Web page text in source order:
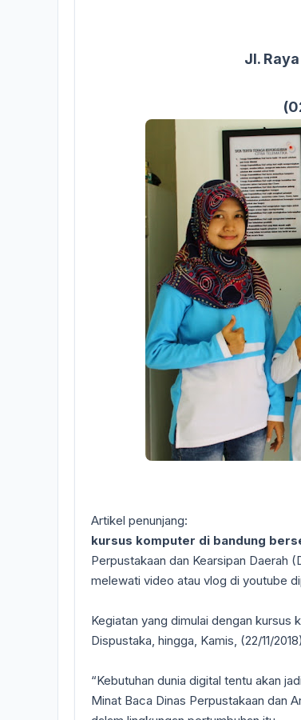
Jl.
Artikel penunjang:
kursus komputer di bandung
Perpustakaan dan Kearsipan Daerah
melewati video atau vlog di youtube
Kegiatan yang dimulai dengan kursus
Dispustaka, hingga, Kamis, (22/11/
“Kebutuhan dunia digital tentu akan
Minat Baca Dinas Perpustakaan dan